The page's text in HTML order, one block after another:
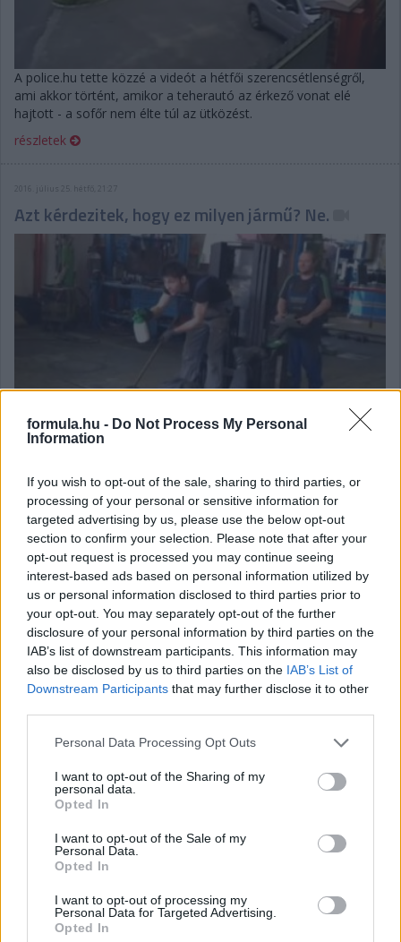
formula.hu - Do Not Process My Personal
Information
If you wish to opt-out of the sale, sharing to third parties, or
processing of your personal or sensitive information for
targeted advertising by us, please use the below opt-out
section to confirm your selection. Please note that after your
opt-out request is processed you may continue seeing
interest-based ads based on personal information utilized by
us or personal information disclosed to third parties prior to
your opt-out. You may separately opt-out of the further
disclosure of your personal information by third parties on the
IAB’s list of downstream participants. This information may
also be disclosed by us to third parties on the IAB’s List of
Downstream Participants that may further disclose it to other
Please note that this website/app uses one or more Google
not limited to your visit or usage behaviour. You may click to
grant or deny consent to Google and its third-party tags to
use your data for below specified purposes in below Google
consent section.
Personal Data Processing Opt Outs
I want to opt-out of the Sharing of my
personal data.
Opted In
I want to opt-out of the Sale of my
Personal Data.
Opted In
I want to opt-out of processing my
Personal Data for Targeted Advertising.
Opted In
A police.hu tette közzé a videót a hétfői szerencsétlenségről,
ami akkor történt, amikor a teherautó az érkező vonat elé
hajtott - a sofőr nem élte túl az ütközést.
részletek
2016. július 25. hétfő, 21:27
Azt kérdezitek, hogy ez milyen jármű? Ne.
A "nagyon sok szabadidővel rendelkező emberek őrült dolgokat
csinálnak" című sorozat legújabb részét láthatjátok. Ez még
úttisztító gépnek is inkább röhejes, mint hatékony.
részletek
2016. július 25. hétfő, 17:30
Új autós-motoros csatorna indul
Egy német cég terjeszkedésének eredményeként hamarosan
egy olyan csatornával bővül a magyar kábeltelevíziós kínálat,
amelynek fő profiljába az autók, a motorok és az